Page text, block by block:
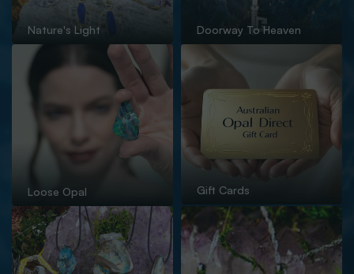
Nature's Light Doorway To Heaven
Loose Opal Gift Cards